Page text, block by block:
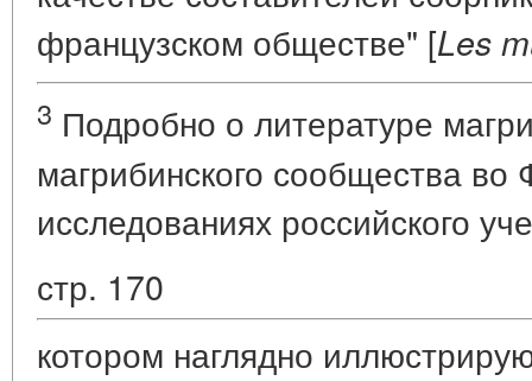
французском обществе" [Les
3 Подробно о литературе
магрибинского сообщества
исследованиях российского
стр. 170
котором наглядно